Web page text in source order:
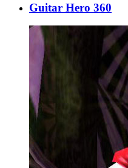
Guitar Hero 360